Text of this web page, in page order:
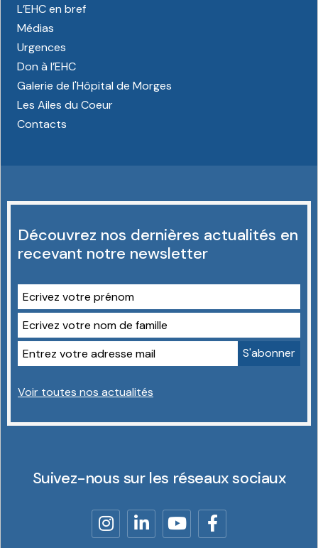
L’EHC en bref
Médias
Urgences
Don à l’EHC
Galerie de l'Hôpital de Morges
Les Ailes du Coeur
Contacts
Découvrez nos dernières actualités en
recevant notre newsletter
Voir toutes nos actualités
Suivez-nous sur les réseaux sociaux